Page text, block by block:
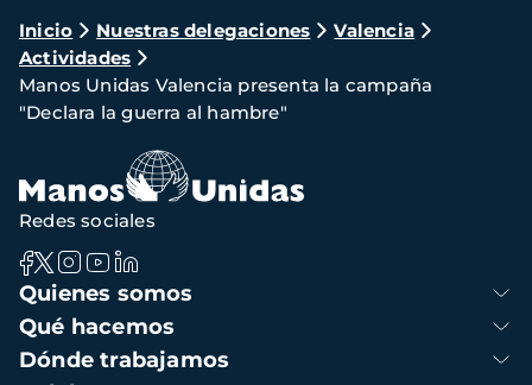
Ruta
de
navegación
Inicio Nuestras delegaciones
Valencia
Actividades
Manos Unidas Valencia presenta la campaña
"Declara la guerra al hambre"
Navegación
principal
Quienes somos
Qué hacemos
Dónde trabajamos
Redes sociales